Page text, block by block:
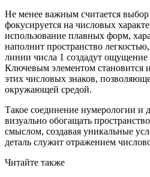
Не менее важным считается
фокусируется на числовых
использование плавных форм,
наполнит пространство
линии числа 1 создадут
Ключевым элементом становится
этих числовых знаков,
окружающей средой.
Такое соединение нумерологии и
визуально обогащать
смыслом, создавая уникальные
деталь служит отражением
Читайте также